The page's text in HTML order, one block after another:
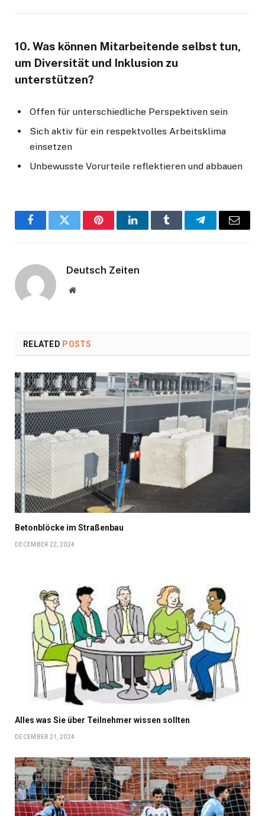
10. Was können Mitarbeitende selbst tun,
um Diversität und Inklusion zu
unterstützen?
Offen für unterschiedliche Perspektiven sein
Sich aktiv für ein respektvolles Arbeitsklima
einsetzen
Unbewusste Vorurteile reflektieren und abbauen
FacebookTwitter PinterestLinkedInTumblr TelegramEmail
Deutsch Zeiten
Website
RELATED POSTS
Betonblöcke im Straßenbau
DECEMBER 22, 2024
Alles was Sie über Teilnehmer wissen sollten
DECEMBER 21, 2024